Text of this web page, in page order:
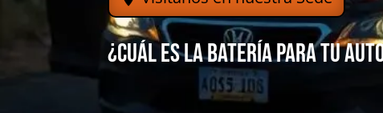
¿Cuál es la batería para tu